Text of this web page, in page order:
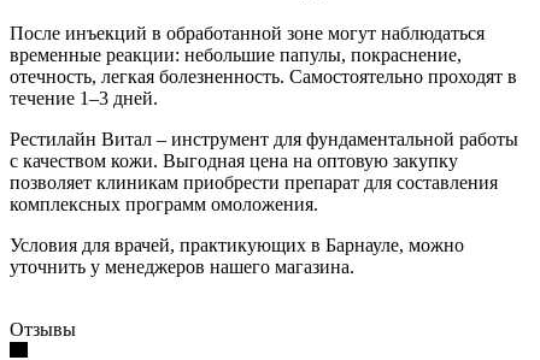
После инъекций в обработанной зоне могут наблюдаться
временные реакции: небольшие папулы, покраснение,
отечность, легкая болезненность. Самостоятельно проходят в
течение 1–3 дней.
Рестилайн Витал – инструмент для фундаментальной работы
с качеством кожи. Выгодная цена на оптовую закупку
позволяет клиникам приобрести препарат для составления
комплексных программ омоложения.
Условия для врачей, практикующих в Барнауле, можно
уточнить у менеджеров нашего магазина.
Отзывы